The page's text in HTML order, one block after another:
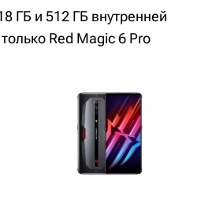
ГБ и 512 ГБ внутренней
Red Magic 6 Pro